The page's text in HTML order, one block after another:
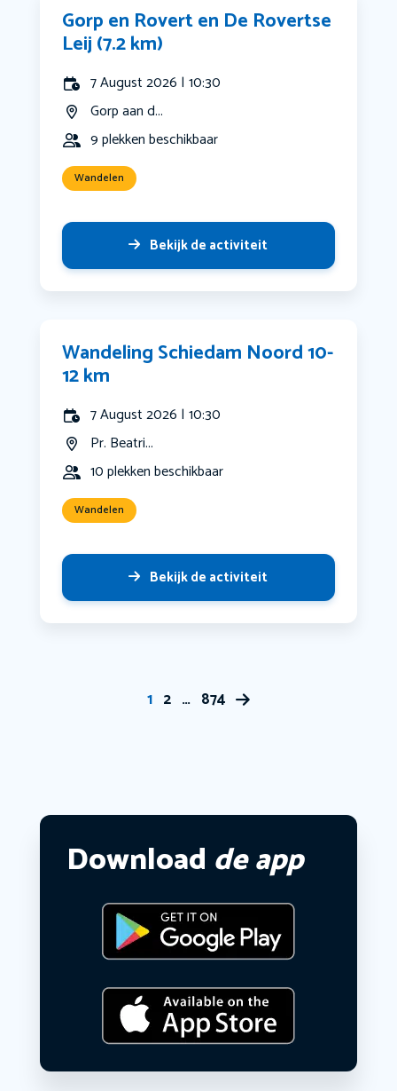
Gorp en Rovert en De Rovertse
Leij (7.2 km)
7 August 2026 | 10:30
Gorp aan d...
9 plekken beschikbaar
Wandelen
Bekijk de activiteit
Wandeling Schiedam Noord 10-
12 km
7 August 2026 | 10:30
Pr. Beatri...
10 plekken beschikbaar
Wandelen
Bekijk de activiteit
1 2 … 874
Download de app